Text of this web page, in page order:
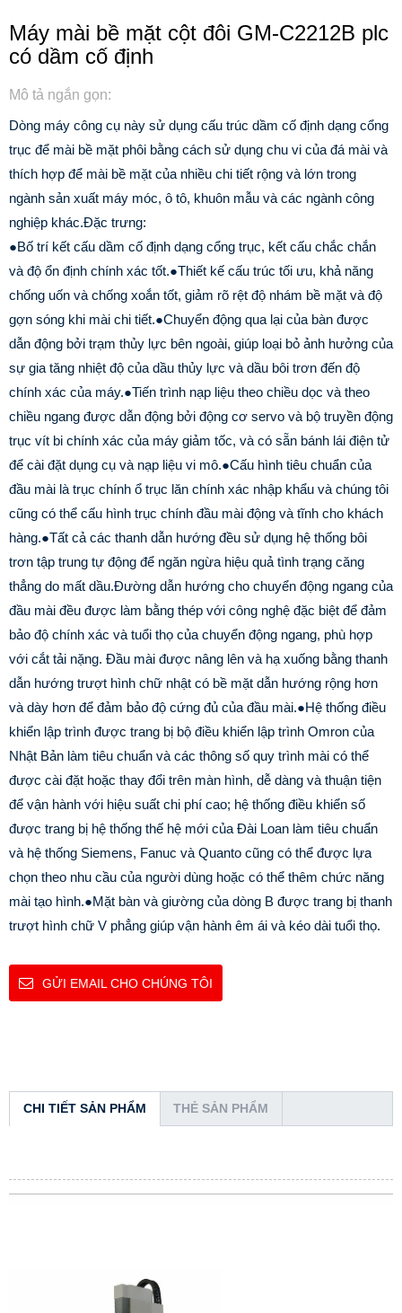
Máy mài bề mặt cột đôi GM-C2212B plc
có dầm cố định
Mô tả ngắn gọn:
Dòng máy công cụ này sử dụng cấu trúc dầm cố định dạng cổng
trục để mài bề mặt phôi bằng cách sử dụng chu vi của đá mài và
thích hợp để mài bề mặt của nhiều chi tiết rộng và lớn trong
ngành sản xuất máy móc, ô tô, khuôn mẫu và các ngành công
nghiệp khác.Đặc trưng:
●Bố trí kết cấu dầm cố định dạng cổng trục, kết cấu chắc chắn
và độ ổn định chính xác tốt.●Thiết kế cấu trúc tối ưu, khả năng
chống uốn và chống xoắn tốt, giảm rõ rệt độ nhám bề mặt và độ
gợn sóng khi mài chi tiết.●Chuyển động qua lại của bàn được
dẫn động bởi trạm thủy lực bên ngoài, giúp loại bỏ ảnh hưởng của
sự gia tăng nhiệt độ của dầu thủy lực và dầu bôi trơn đến độ
chính xác của máy.●Tiến trình nạp liệu theo chiều dọc và theo
chiều ngang được dẫn động bởi động cơ servo và bộ truyền động
trục vít bi chính xác của máy giảm tốc, và có sẵn bánh lái điện tử
để cài đặt dụng cụ và nạp liệu vi mô.●Cấu hình tiêu chuẩn của
đầu mài là trục chính ổ trục lăn chính xác nhập khẩu và chúng tôi
cũng có thể cấu hình trục chính đầu mài động và tĩnh cho khách
hàng.●Tất cả các thanh dẫn hướng đều sử dụng hệ thống bôi
trơn tập trung tự động để ngăn ngừa hiệu quả tình trạng căng
thẳng do mất dầu.Đường dẫn hướng cho chuyển động ngang của
đầu mài đều được làm bằng thép với công nghệ đặc biệt để đảm
bảo độ chính xác và tuổi thọ của chuyển động ngang, phù hợp
với cắt tải nặng. Đầu mài được nâng lên và hạ xuống bằng thanh
dẫn hướng trượt hình chữ nhật có bề mặt dẫn hướng rộng hơn
và dày hơn để đảm bảo độ cứng đủ của đầu mài.●Hệ thống điều
khiển lập trình được trang bị bộ điều khiển lập trình Omron của
Nhật Bản làm tiêu chuẩn và các thông số quy trình mài có thể
được cài đặt hoặc thay đổi trên màn hình, dễ dàng và thuận tiện
để vận hành với hiệu suất chi phí cao; hệ thống điều khiển số
được trang bị hệ thống thế hệ mới của Đài Loan làm tiêu chuẩn
và hệ thống Siemens, Fanuc và Quanto cũng có thể được lựa
chọn theo nhu cầu của người dùng hoặc có thể thêm chức năng
mài tạo hình.●Mặt bàn và giường của dòng B được trang bị thanh
trượt hình chữ V phẳng giúp vận hành êm ái và kéo dài tuổi thọ.
GỬI EMAIL CHO CHÚNG TÔI
CHI TIẾT SẢN PHẨM THẺ SẢN PHẨM